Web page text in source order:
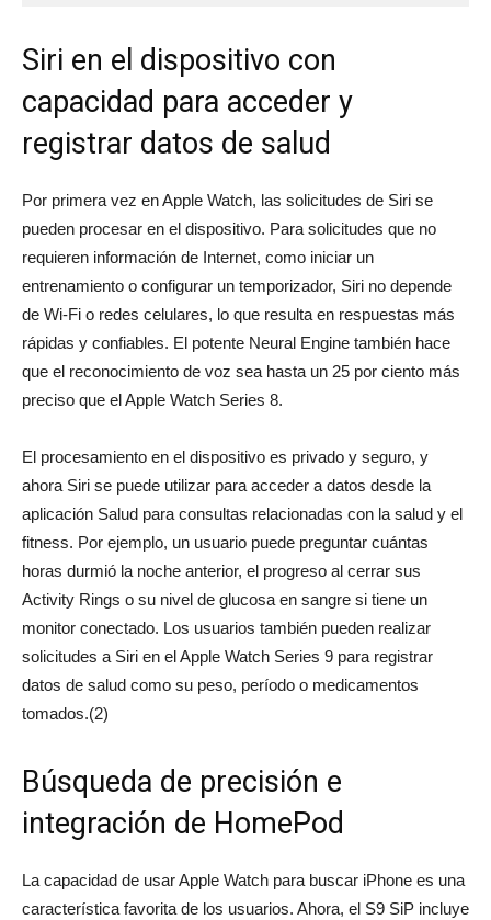
Siri en el dispositivo con
capacidad para acceder y
registrar datos de salud
Por primera vez en Apple Watch, las solicitudes de Siri se
pueden procesar en el dispositivo. Para solicitudes que no
requieren información de Internet, como iniciar un
entrenamiento o configurar un temporizador, Siri no depende
de Wi-Fi o redes celulares, lo que resulta en respuestas más
rápidas y confiables. El potente Neural Engine también hace
que el reconocimiento de voz sea hasta un 25 por ciento más
preciso que el Apple Watch Series 8.
El procesamiento en el dispositivo es privado y seguro, y
ahora Siri se puede utilizar para acceder a datos desde la
aplicación Salud para consultas relacionadas con la salud y el
fitness. Por ejemplo, un usuario puede preguntar cuántas
horas durmió la noche anterior, el progreso al cerrar sus
Activity Rings o su nivel de glucosa en sangre si tiene un
monitor conectado. Los usuarios también pueden realizar
solicitudes a Siri en el Apple Watch Series 9 para registrar
datos de salud como su peso, período o medicamentos
tomados.(2)
Búsqueda de precisión e
integración de HomePod
La capacidad de usar Apple Watch para buscar iPhone es una
característica favorita de los usuarios. Ahora, el S9 SiP incluye